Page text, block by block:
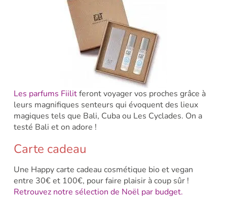
Les parfums Fiilitferont voyager vos proches grâce à
leurs magnifiques senteurs qui évoquent des lieux
magiques tels que Bali, Cuba ou Les Cyclades. On a
testé Bali et on adore !
Carte cadeau
Une Happy carte cadeau cosmétique bio et vegan
entre 30€ et 100€, pour faire plaisir à coup sûr !
Retrouvez notre sélection de Noël par budget.